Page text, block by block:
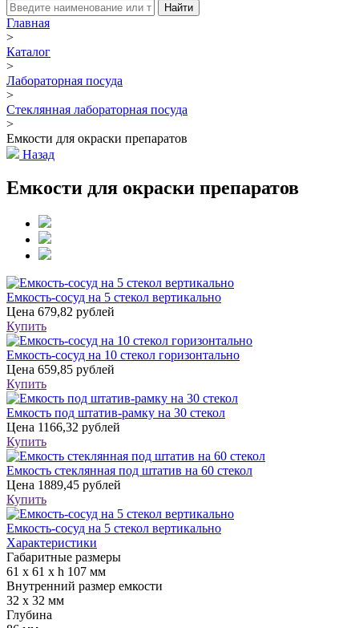
Найти
Главная
>
Каталог
>
Лабораторная посуда
>
Стеклянная лабораторная посуда
>
Емкости для окраски препаратов
Назад
Емкости для окраски препаратов
Емкость-сосуд на 5 стекол вертикально
Цена 679,82 рублей
Купить
Емкость-сосуд на 10 стекол горизонтально
Цена 659,85 рублей
Купить
Емкость под штатив-рамку на 30 стекол
Цена 1166,32 рублей
Купить
Емкость стеклянная под штатив на 60 стекол
Цена 1889,45 рублей
Купить
Емкость-сосуд на 5 стекол вертикально
Характеристики
Габаритные размеры
61 х 61 х h 107 мм
Внутренний размер емкости
32 х 32 мм
Глубина